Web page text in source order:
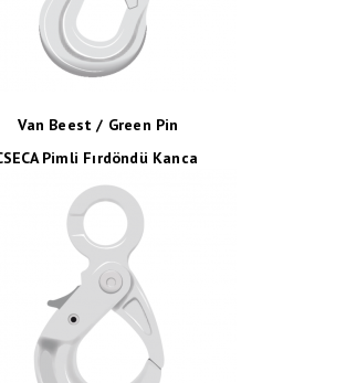
Van Beest / Green Pin
Pimli Fırdöndü Kanca